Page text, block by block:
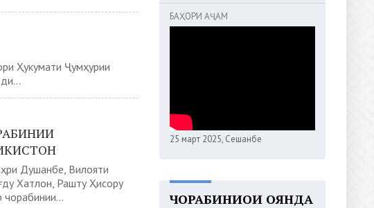
Ҳукумати Ҷумҳурии
Душанбе, Вилояти
Хатлон, Рашту Ҳисору
БАҲОРИ АҶАМ
25 март 2025, Сешанбе
ЧОРАБИНИҲОИ ОЯНДА